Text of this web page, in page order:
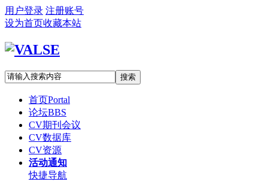
用户登录 注册账号
设为首页收藏本站
搜索
首页Portal
论坛BBS
CV期刊会议
CV数据库
CV资源
活动通知
快捷导航